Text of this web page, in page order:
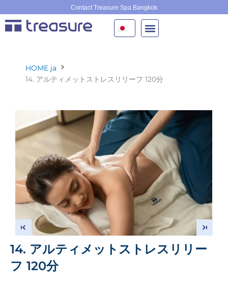
容
を
Contact Treasure Spa Bangkok
HOME ja
14. アルティメットストレスリリーフ 120分
14. アルティメットストレスリリー
フ 120分